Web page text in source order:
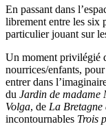
En passant dans
librement entre les six
particulier jouant sur
Un moment privilégié
nourrices/enfants,
entrer dans
du Jardin de madame
Volga, de La Bretagne
incontournables Trois